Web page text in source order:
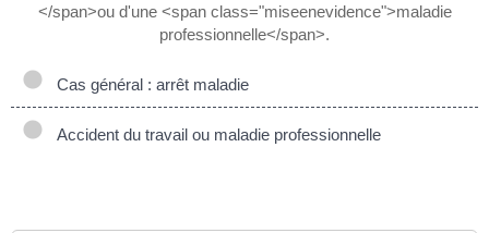
</span>ou d'une <span class="miseenevidence">maladie
professionnelle</span>.
Cas général : arrêt maladie
Accident du travail ou maladie professionnelle